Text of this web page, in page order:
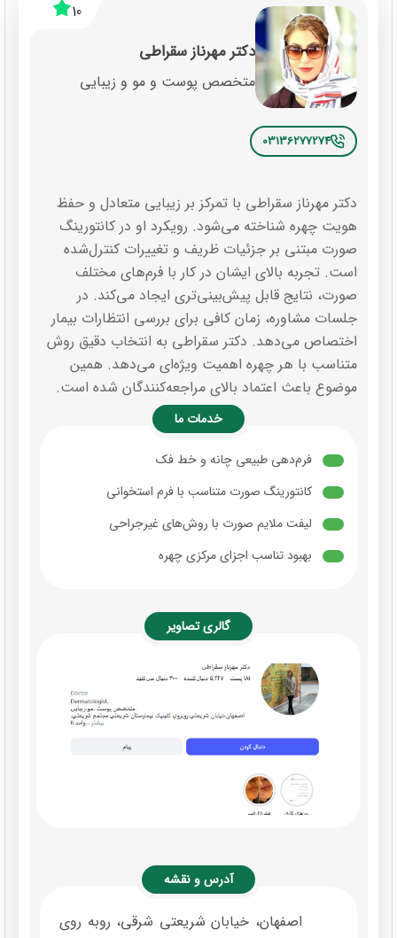
10
دکتر مهرناز سقراطی
متخصص پوست و مو و زیبایی
03136277274
دکتر مهرناز سقراطی با تمرکز بر زیبایی متعادل و حفظ
هویت چهره شناخته می‌شود. رویکرد او در کانتورینگ
صورت مبتنی بر جزئیات ظریف و تغییرات کنترل‌شده
است. تجربه بالای ایشان در کار با فرم‌های مختلف
صورت، نتایج قابل پیش‌بینی‌تری ایجاد می‌کند. در
جلسات مشاوره، زمان کافی برای بررسی انتظارات بیمار
اختصاص می‌دهد. دکتر سقراطی به انتخاب دقیق روش
متناسب با هر چهره اهمیت ویژه‌ای می‌دهد. همین
موضوع باعث اعتماد بالای مراجعه‌کنندگان شده است.
خدمات ما
فرم‌دهی طبیعی چانه و خط فک
کانتورینگ صورت متناسب با فرم استخوانی
لیفت ملایم صورت با روش‌های غیرجراحی
بهبود تناسب اجزای مرکزی چهره
گالری تصاویر
آدرس و نقشه
اصفهان، خیابان شریعتی شرقی، روبه روی